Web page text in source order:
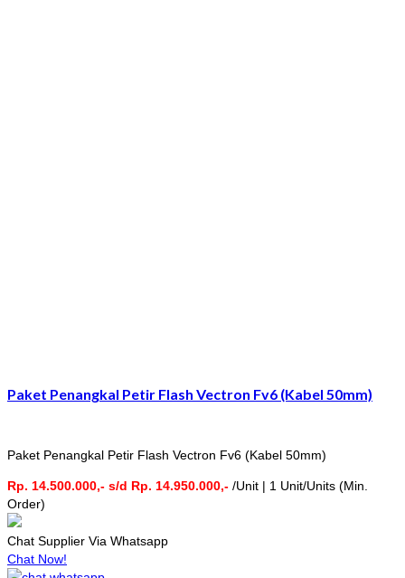
Paket Penangkal Petir Flash Vectron Fv6 (Kabel 50mm)
Paket Penangkal Petir Flash Vectron Fv6 (Kabel 50mm)
Rp. 14.500.000,- s/d Rp. 14.950.000,- /Unit | 1 Unit/Units (Min.
Order)
Chat Supplier Via Whatsapp
Chat Now!